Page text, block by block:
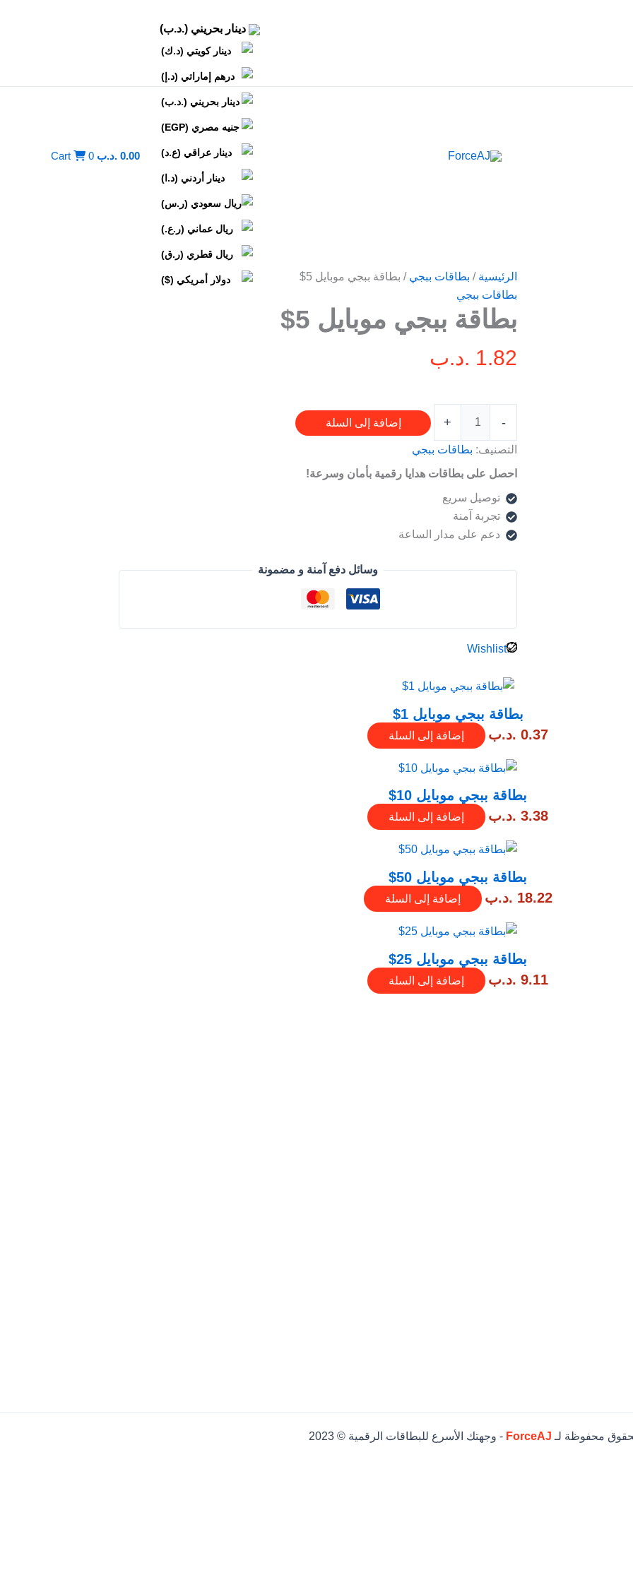
دينار بحريني (.د.ب)
دينار كويتي (د.ك)
درهم إماراتي (د.إ)
دينار بحريني (.د.ب)
جنيه مصري (EGP)
دينار عراقي (ع.د)
دينار أردني (د.ا)
ريال سعودي (ر.س)
ريال عماني (ر.ع.)
ريال قطري (ر.ق)
دولار أمريكي ($)
0.00 .د.ب 0
Cart
الرئيسية / بطاقات ببجي / بطاقة ببجي موبايل 5$
بطاقات ببجي
بطاقة ببجي موبايل 5$
1.82 .د.ب
-
كمية
بطاقة
موبايل
5$
+ إضافة إلى السلة
التصنيف: بطاقات ببجي
احصل على بطاقات هدايا رقمية بأمان وسرعة!
توصيل سريع
تجربة آمنة
دعم على مدار الساعة
وسائل دفع آمنة و مضمونة
Wishlist
بطاقة ببجي موبايل 1$
0.37 .د.ب إضافة إلى السلة
بطاقة ببجي موبايل 10$
3.38 .د.ب إضافة إلى السلة
بطاقة ببجي موبايل 50$
18.22 .د.ب إضافة إلى السلة
بطاقة ببجي موبايل 25$
9.11 .د.ب إضافة إلى السلة
محفوظة لـ ForceAJ - وجهتك الأسرع للبطاقات الرقمية © 2023